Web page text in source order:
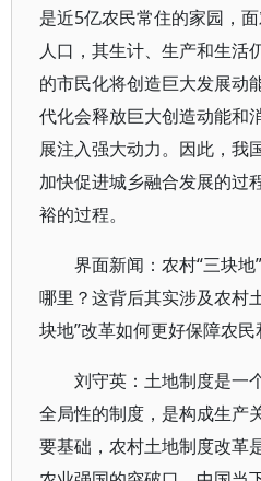
是近5亿农民常住的家园，
人口，其生计、生产和生活
的市民化将创造巨大发展动
代化会释放巨大创造动能和
展注入强大动力。因此，我
加快促进城乡融合发展的过
裕的过程。
界面新闻：农村“三块
哪里？这背后其实涉及农村
块地”改革如何更好保障农
刘守英：土地制度是一
全局性的制度，是构成生产
要基础，农村土地制度改革